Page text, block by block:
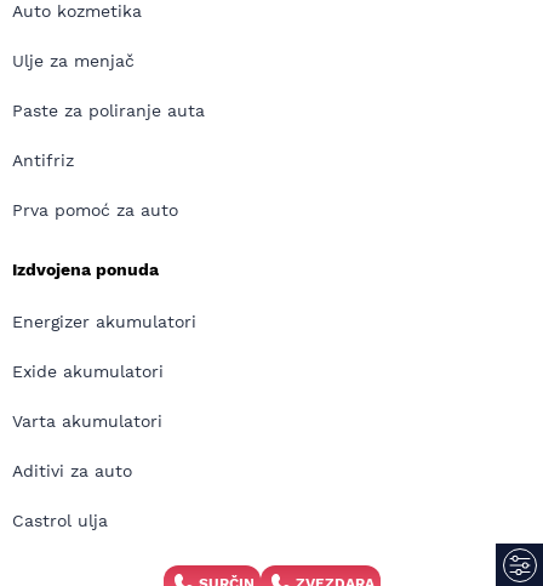
Auto kozmetika
Ulje za menjač
Paste za poliranje auta
Antifriz
Prva pomoć za auto
Izdvojena ponuda
Energizer akumulatori
Exide akumulatori
Varta akumulatori
Aditivi za auto
Castrol ulja